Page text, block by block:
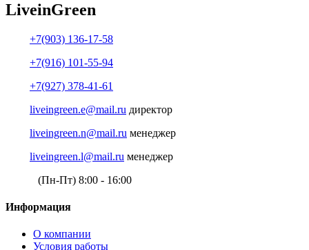
LiveinGreen
+7(903) 136-17-58
+7(916) 101-55-94
+7(927) 378-41-61
liveingreen.e@mail.ru директор
liveingreen.n@mail.ru менеджер
liveingreen.l@mail.ru менеджер
(Пн-Пт) 8:00 - 16:00
Информация
О компании
Условия работы